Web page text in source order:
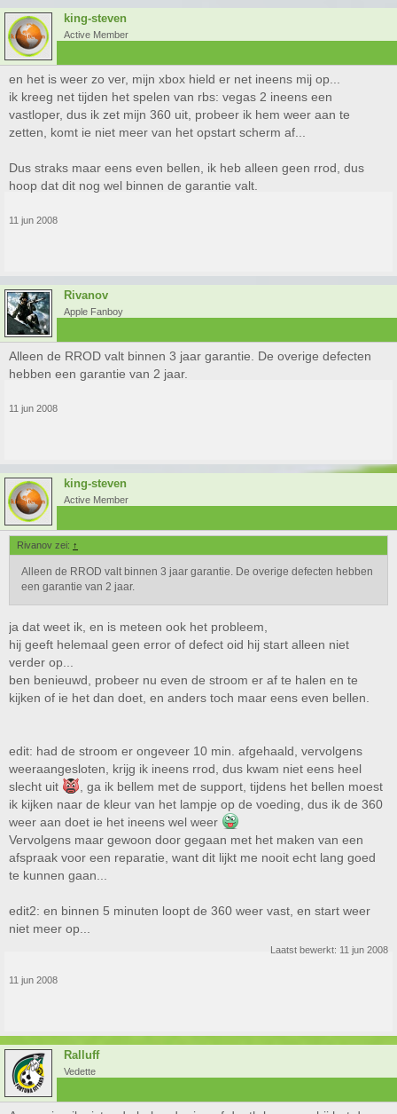
king-steven
Active Member
en het is weer zo ver, mijn xbox hield er net ineens mij op...
ik kreeg net tijden het spelen van rbs: vegas 2 ineens een
vastloper, dus ik zet mijn 360 uit, probeer ik hem weer aan te
zetten, komt ie niet meer van het opstart scherm af...
Dus straks maar eens even bellen, ik heb alleen geen rrod, dus
hoop dat dit nog wel binnen de garantie valt.
11 jun 2008
Rivanov
Apple Fanboy
Alleen de RROD valt binnen 3 jaar garantie. De overige defecten
hebben een garantie van 2 jaar.
11 jun 2008
king-steven
Active Member
Rivanov zei: ↑
Alleen de RROD valt binnen 3 jaar garantie. De overige defecten hebben
een garantie van 2 jaar.
ja dat weet ik, en is meteen ook het probleem,
hij geeft helemaal geen error of defect oid hij start alleen niet
verder op...
ben benieuwd, probeer nu even de stroom er af te halen en te
kijken of ie het dan doet, en anders toch maar eens even bellen.
edit: had de stroom er ongeveer 10 min. afgehaald, vervolgens
weeraangesloten, krijg ik ineens rrod, dus kwam niet eens heel
slecht uit
, ga ik bellem met de support, tijdens het bellen moest
ik kijken naar de kleur van het lampje op de voeding, dus ik de 360
weer aan doet ie het ineens wel weer
Vervolgens maar gewoon door gegaan met het maken van een
afspraak voor een reparatie, want dit lijkt me nooit echt lang goed
te kunnen gaan...
edit2: en binnen 5 minuten loopt de 360 weer vast, en start weer
niet meer op...
Laatst bewerkt: 11 jun 2008
11 jun 2008
Ralluff
Vedette